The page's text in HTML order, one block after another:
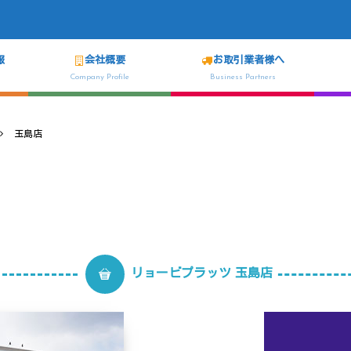
会社概要
Company Profile
お取引業者様へ
Business Partners
玉島店
リョービプラッツ 玉島店